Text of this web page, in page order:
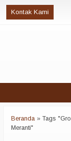
Kontak Kami
Beranda »Tags
Meranti"